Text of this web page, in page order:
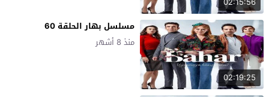
02:19:25
مسلسل بهار الحلقة 60
منذ 8 أشهر